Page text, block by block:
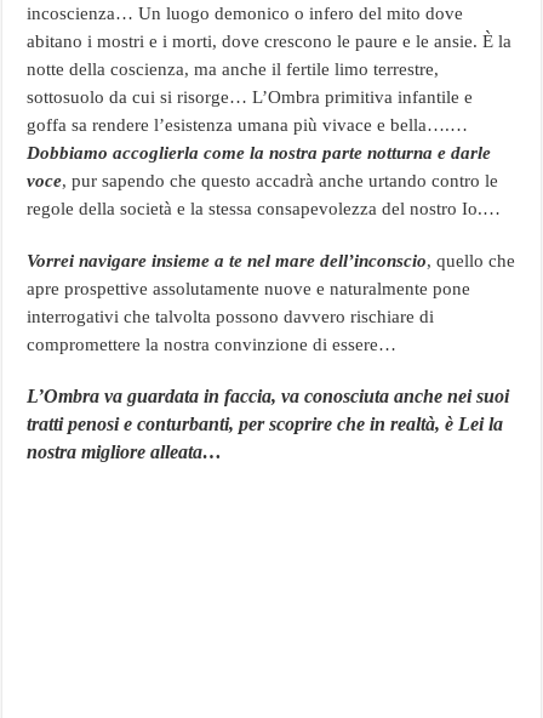
incoscienza… Un luogo demonico o infero del mito dove
abitano i mostri e i morti, dove crescono le paure e le ansie. È la
notte della coscienza, ma anche il fertile limo terrestre,
sottosuolo da cui si risorge… L’Ombra primitiva infantile e
goffa sa rendere l’esistenza umana più vivace e bella….…
Dobbiamo accoglierla come la nostra parte notturna e darle
voce, pur sapendo che questo accadrà anche urtando contro le
regole della società e la stessa consapevolezza del nostro Io.…
Vorrei navigare insieme a tenel mare dell’inconscio, quello che
apre prospettive assolutamente nuove e naturalmente pone
interrogativi che talvolta possono davvero rischiare di
compromettere la nostra convinzione di essere…
L’Ombra va guardata in faccia, va conosciuta anche nei suoi
tratti penosi e conturbanti, per scoprire che in realtà, è Lei la
nostra migliore alleata…